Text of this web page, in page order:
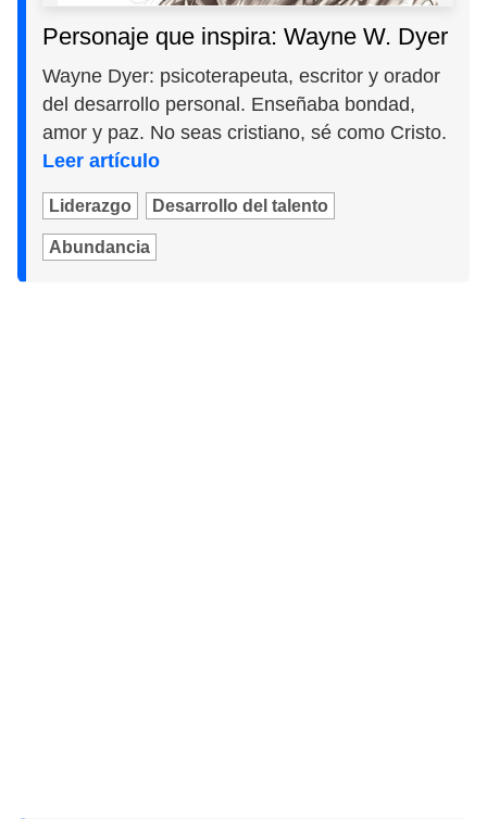
Personaje que inspira: Wayne W. Dyer
Wayne Dyer: psicoterapeuta, escritor y orador
del desarrollo personal. Enseñaba bondad,
amor y paz. No seas cristiano, sé como Cristo.
Leer artículo
Liderazgo Desarrollo del talento
Abundancia